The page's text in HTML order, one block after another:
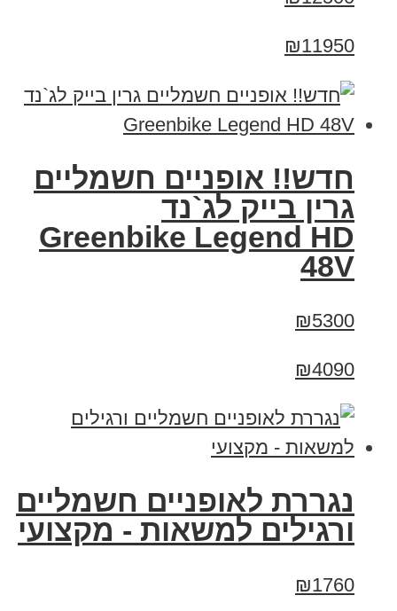
₪11950
חדש!! אופניים חשמליים
גרין בייק לג`נד
Greenbike Legend HD
48V
₪5300
₪4090
נגררת לאופניים חשמליים
ורגילים למשאות - מקצועי
₪1760